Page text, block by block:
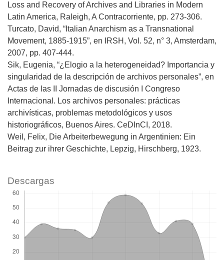
Loss and Recovery of Archives and Libraries in Modern
Latin America, Raleigh, A Contracorriente, pp. 273-306.
Turcato, David, “Italian Anarchism as a Transnational
Movement, 1885-1915”, en IRSH, Vol. 52, n° 3, Amsterdam,
2007, pp. 407-444.
Sik, Eugenia, “¿Elogio a la heterogeneidad? Importancia y
singularidad de la descripción de archivos personales”, en
Actas de las II Jornadas de discusión I Congreso
Internacional. Los archivos personales: prácticas
archivísticas, problemas metodológicos y usos
historiográficos, Buenos Aires. CeDInCI, 2018.
Weil, Felix, Die Arbeiterbewegung in Argentinien: Ein
Beitrag zur ihrer Geschichte, Lepzig, Hirschberg, 1923.
Descargas